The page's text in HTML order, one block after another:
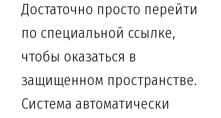
Достаточно просто перейти
по специальной ссылке,
чтобы оказаться в
защищенном пространстве.
Система автоматически